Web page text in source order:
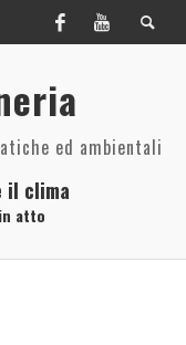
ed ambientali
il clima
atto